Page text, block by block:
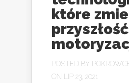
które
przyszłość
POSTED BY
ON LIP 23, 2021